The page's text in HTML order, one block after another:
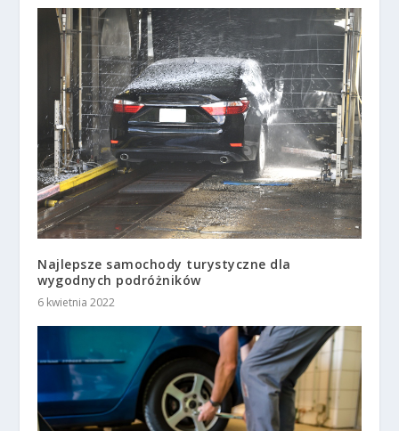
Najlepsze samochody turystyczne dla
wygodnych podróżników
6 kwietnia 2022